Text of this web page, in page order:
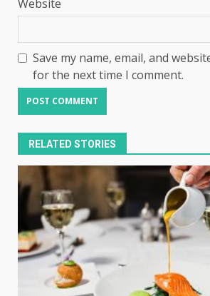
Website
Save my name, email, and
for the next time I comment.
RELATED STORIES